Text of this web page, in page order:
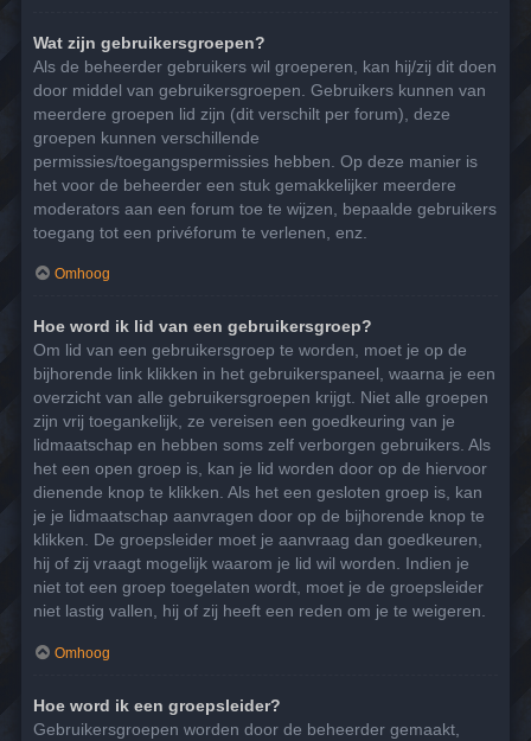
Wat zijn gebruikersgroepen?
Als de beheerder gebruikers wil groeperen, kan hij/zij dit doen
door middel van gebruikersgroepen. Gebruikers kunnen van
meerdere groepen lid zijn (dit verschilt per forum), deze
groepen kunnen verschillende
permissies/toegangspermissies hebben. Op deze manier is
het voor de beheerder een stuk gemakkelijker meerdere
moderators aan een forum toe te wijzen, bepaalde gebruikers
toegang tot een privéforum te verlenen, enz.
Omhoog
Hoe word ik lid van een gebruikersgroep?
Om lid van een gebruikersgroep te worden, moet je op de
bijhorende link klikken in het gebruikerspaneel, waarna je een
overzicht van alle gebruikersgroepen krijgt. Niet alle groepen
zijn vrij toegankelijk, ze vereisen een goedkeuring van je
lidmaatschap en hebben soms zelf verborgen gebruikers. Als
het een open groep is, kan je lid worden door op de hiervoor
dienende knop te klikken. Als het een gesloten groep is, kan
je je lidmaatschap aanvragen door op de bijhorende knop te
klikken. De groepsleider moet je aanvraag dan goedkeuren,
hij of zij vraagt mogelijk waarom je lid wil worden. Indien je
niet tot een groep toegelaten wordt, moet je de groepsleider
niet lastig vallen, hij of zij heeft een reden om je te weigeren.
Omhoog
Hoe word ik een groepsleider?
Gebruikersgroepen worden door de beheerder gemaakt,